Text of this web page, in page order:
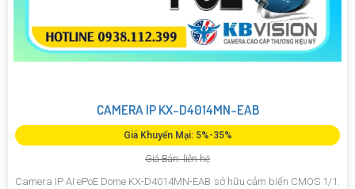
CAMERA IP KX-D4014MN-EAB
Giá Khuyến Mại: 5%-35%
Giá Bán: liên hệ
Camera IP AI ePoE Dome KX-D4014MN-EAB sở hữu cảm biến CMOS 1/1.